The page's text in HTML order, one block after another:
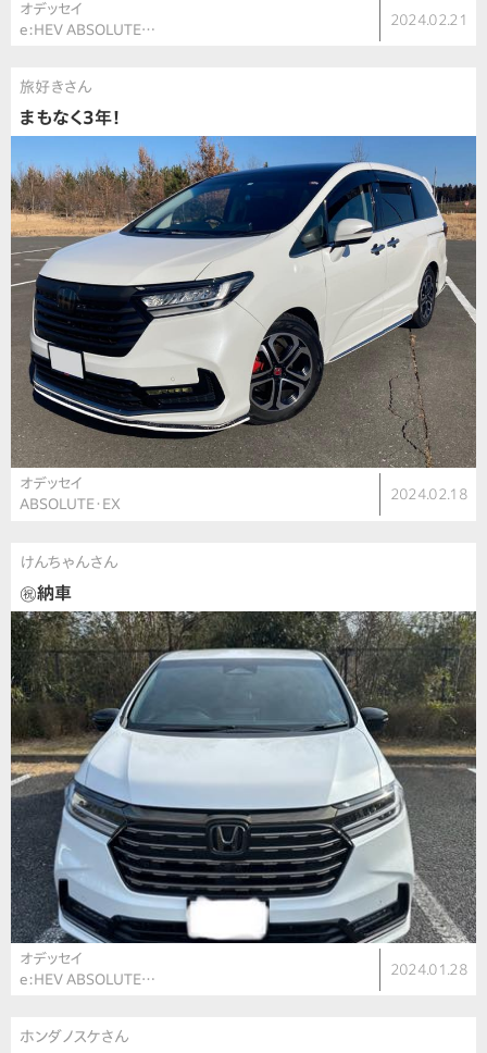
オデッセイ
e:HEV ABSOLUTE…
2024.02.21
旅好きさん
まもなく3年！
オデッセイ
ABSOLUTE・EX
2024.02.18
けんちゃんさん
㊗️納車
オデッセイ
e:HEV ABSOLUTE…
2024.01.28
ホンダノスケさん